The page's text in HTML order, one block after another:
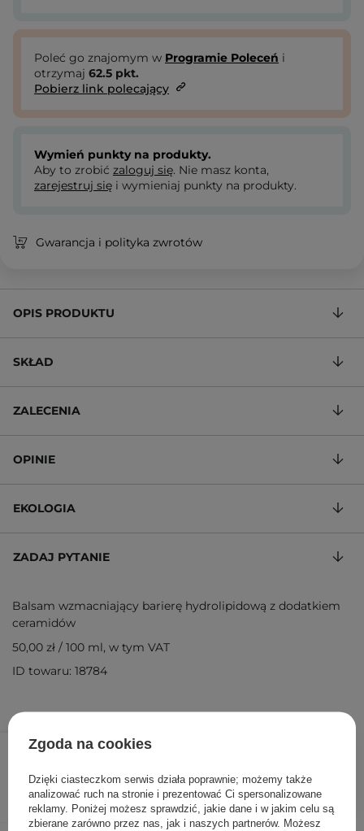
25,00 zł /szt.
DODAJ DO KOSZYKA
Poleć go znajomym w Programie Poleceń i
otrzymaj 62.5 pkt.
Pobierz link polecający
Wymień punkty na produkty.
Aby to zrobić zaloguj się. Nie masz konta,
zarejestruj się i wymieniaj punkty na produkty.
Gwarancja i polityka zwrotów
OPIS PRODUKTU
SKŁAD
ZALECENIA
OPINIE
EKOLOGIA
ZADAJ PYTANIE
Balsam wzmacniający barierę hydrolipidową z dodatkiem
ceramidów
50,00 zł / 100 ml, w tym VAT
ID towaru: 18784
Zgoda na cookies
Dzięki ciasteczkom serwis działa poprawnie; możemy także
analizować ruch na stronie i prezentować Ci spersonalizowane
reklamy. Poniżej możesz sprawdzić, jakie dane i w jakim celu są
zbierane zarówno przez nas, jak i naszych partnerów. Możesz